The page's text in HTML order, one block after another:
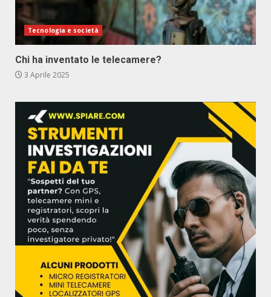
Tecnologia e società
Chi ha inventato le telecamere?
3 Aprile 2025